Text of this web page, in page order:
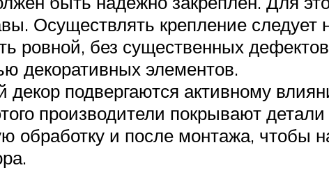
Осуществлять крепление следует
ровной, без существенных
декоративных элементов.
подвергаются активному
производители покрывают
обработку и после монтажа, чтобы